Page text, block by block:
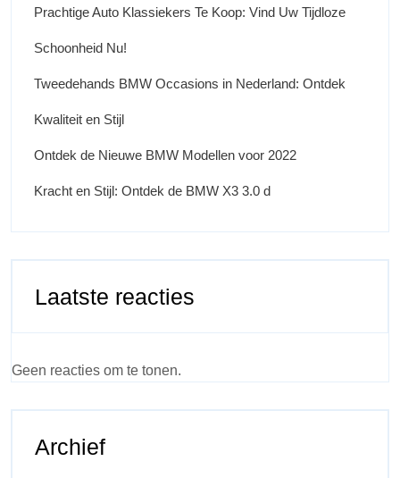
Prachtige Auto Klassiekers Te Koop: Vind Uw Tijdloze
Schoonheid Nu!
Tweedehands BMW Occasions in Nederland: Ontdek
Kwaliteit en Stijl
Ontdek de Nieuwe BMW Modellen voor 2022
Kracht en Stijl: Ontdek de BMW X3 3.0 d
Laatste reacties
Geen reacties om te tonen.
Archief